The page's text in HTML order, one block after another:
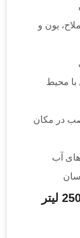
یون و
محیط
در مکان
های آب